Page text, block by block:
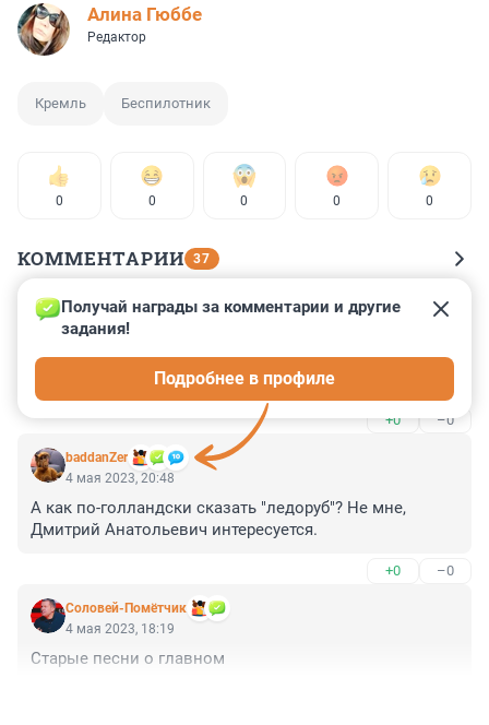
Алина Гюббе
Редактор
Кремль Беспилотник
0 0 0 0 0
КОММЕНТАРИИ 37
Гость
4 мая 2023, 21:05
Опять вату катать будут, если начали драку надо бить,
а вот это мычание просто позорище
+0 –0
baddanZer
Получай награды за комментарии и другие
задания!
Подробнее в профиле
4 мая 2023, 20:48
А как по-голландски сказать "ледоруб"? Не мне,
Дмитрий Анатольевич интересуется.
+0 –0
Соловей-Помётчик
4 мая 2023, 18:19
Старые песни о главном